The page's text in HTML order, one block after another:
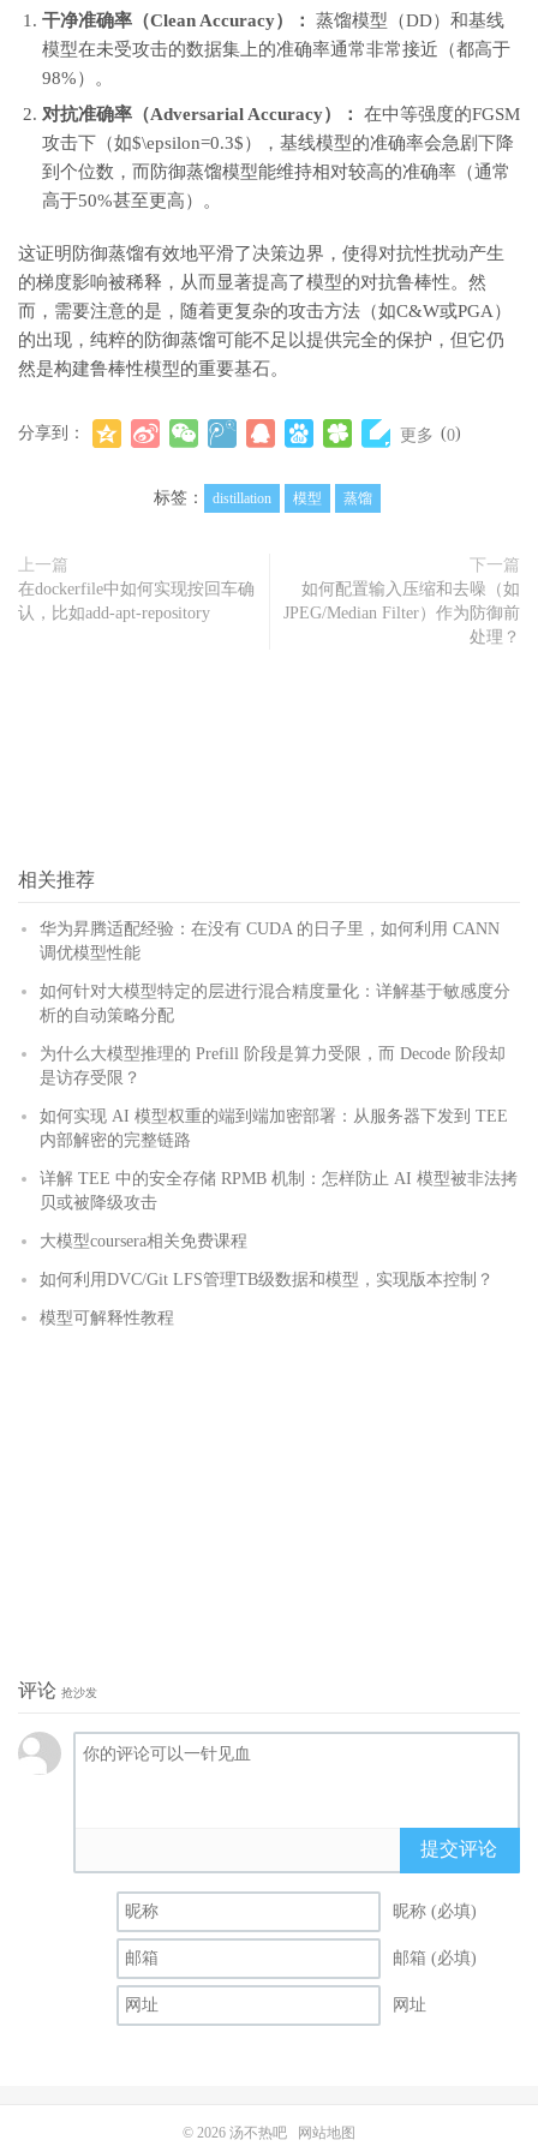
干净准确率（Clean Accuracy）：
蒸馏模型（DD）和基线
模型在未受攻击的数据集上的准确率通常非常接近（都高于
98%）。
对抗准确率（Adversarial Accuracy）：
在中等强度的FGSM
攻击下（如$\epsilon=0.3$），基线模型的准确率会急剧下降
到个位数，而防御蒸馏模型能维持相对较高的准确率（通常
高于50%甚至更高）。
这证明防御蒸馏有效地平滑了决策边界，使得对抗性扰动产生
的梯度影响被稀释，从而显著提高了模型的对抗鲁棒性。然
而，需要注意的是，随着更复杂的攻击方法（如C&W或PGA）
的出现，纯粹的防御蒸馏可能不足以提供完全的保护，但它仍
然是构建鲁棒性模型的重要基石。
分享到： 更多 (0)
标签： distillation 模型 蒸馏
上一篇
在dockerfile中如何实现按回车确
认，比如add-apt-repository
下一篇
如何配置输入压缩和去噪（如
JPEG/Median Filter）作为防御前
处理？
相关推荐
华为昇腾适配经验：在没有 CUDA 的日子里，如何利用 CANN
调优模型性能
如何针对大模型特定的层进行混合精度量化：详解基于敏感度分
析的自动策略分配
为什么大模型推理的 Prefill 阶段是算力受限，而 Decode 阶段却
是访存受限？
如何实现 AI 模型权重的端到端加密部署：从服务器下发到 TEE
内部解密的完整链路
详解 TEE 中的安全存储 RPMB 机制：怎样防止 AI 模型被非法拷
贝或被降级攻击
大模型coursera相关免费课程
如何利用DVC/Git LFS管理TB级数据和模型，实现版本控制？
模型可解释性教程
评论 抢沙发
提交评论
昵称 (必填)
邮箱 (必填)
网址
© 2026 汤不热吧 网站地图